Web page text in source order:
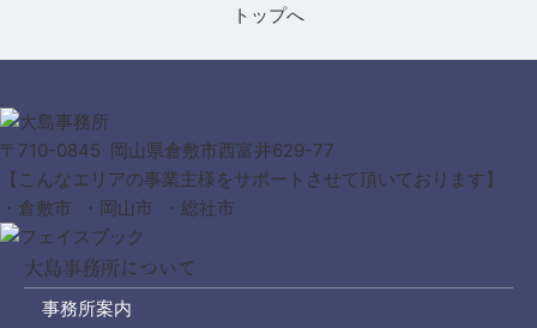
〒710-0845 岡山県倉敷市西富井629-77
【こんなエリアの事業主様をサポートさせて頂いております】
・倉敷市 ・岡山市 ・総社市
大島事務所について
事務所案内